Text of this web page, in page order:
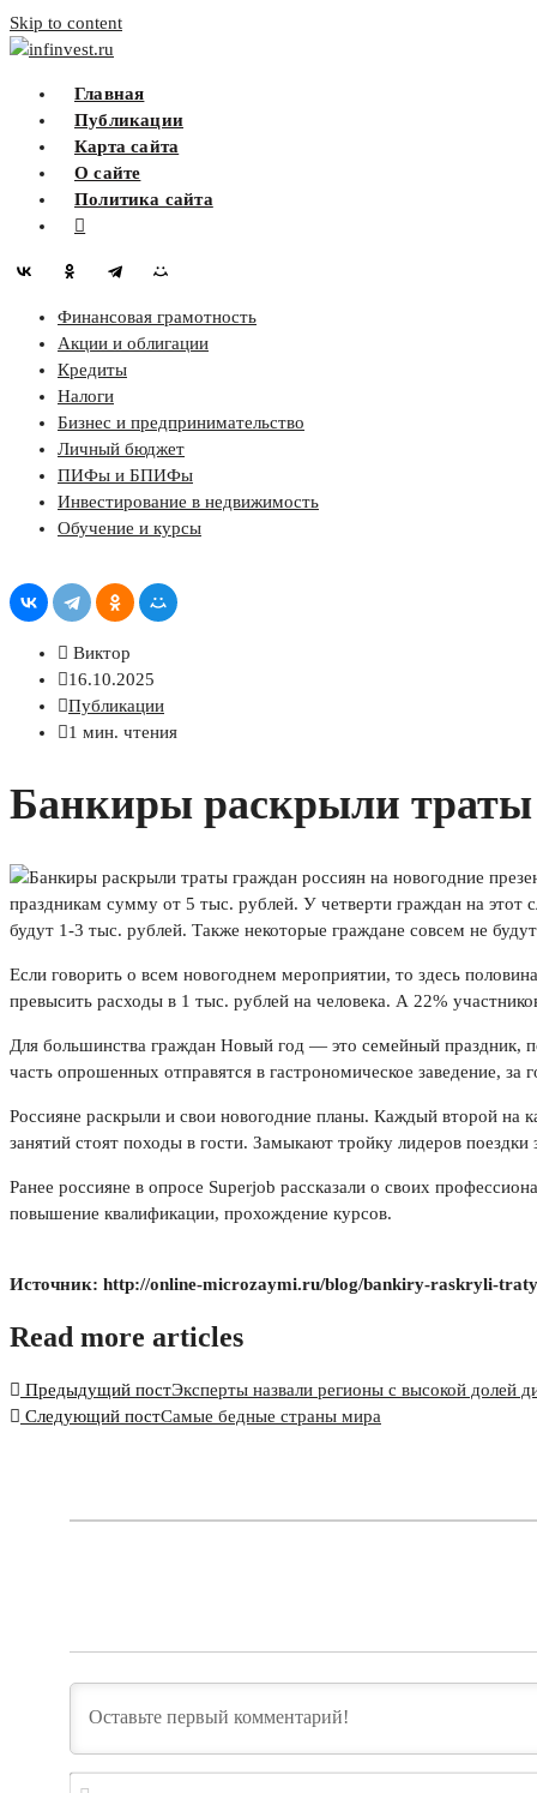
Skip to content
infinvest.ru
Главная
Публикации
Карта сайта
О сайте
Политика сайта
Финансовая грамотность
Акции и облигации
Кредиты
Налоги
Бизнес и предпринимательство
Личный бюджет
ПИФы и БПИФы
Инвестирование в недвижимость
Обучение и курсы
Виктор
16.10.2025
Публикации
1 мин. чтения
Банкиры раскрыли траты
праздникам сумму от 5 тыс. рублей. У четверти граждан на
будут 1-3 тыс. рублей. Также некоторые граждане совсем не
Если говорить о всем новогоднем мероприятии, то здесь
превысить расходы в 1 тыс. рублей на человека. А 22%
Для большинства граждан Новый год — это семейный праздник,
часть опрошенных отправятся в гастрономическое заведение, за
Россияне раскрыли и свои новогодние планы. Каждый второй на
занятий стоят походы в гости. Замыкают тройку лидеров поездки
Ранее россияне в опросе Superjob рассказали о своих
повышение квалификации, прохождение курсов.
Источник: http://online-microzaymi.ru/blog/bankiry-raskryli-
Read more articles
Предыдущий постЭксперты назвали регионы с высокой долей
Следующий постСамые бедные страны мира